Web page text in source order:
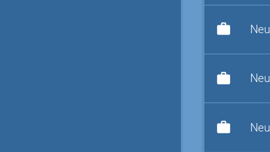
work
work
work